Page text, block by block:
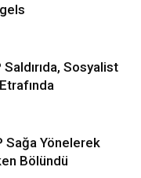
Sosyalist
Sağa Yönelerek
Bölündü